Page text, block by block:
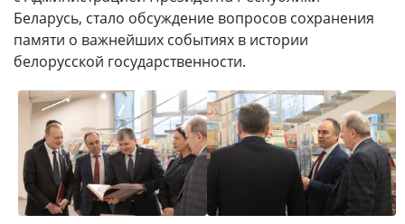
Беларусь, стало обсуждение вопросов сохранения
памяти о важнейших событиях в истории
белорусской государственности.